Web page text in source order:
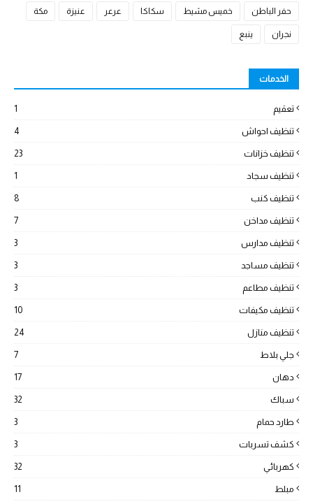
حفر الباطن خميس مشيط سكاكا عرعر عنيزة مكة
نجران ينبع
الخدمات
تعقيم 1
تنظيف احواش 4
تنظيف خزانات 23
تنظيف سجاد 1
تنظيف كنب 8
تنظيف مداخن 7
تنظيف مدارس 3
تنظيف مساجد 3
تنظيف مطاعم 3
تنظيف مكيفات 10
تنظيف منازل 24
جلي بلاط 7
دهان 17
سباك 32
طارد حمام 3
كشف تسربات 3
كهربائي 32
مبلط 11